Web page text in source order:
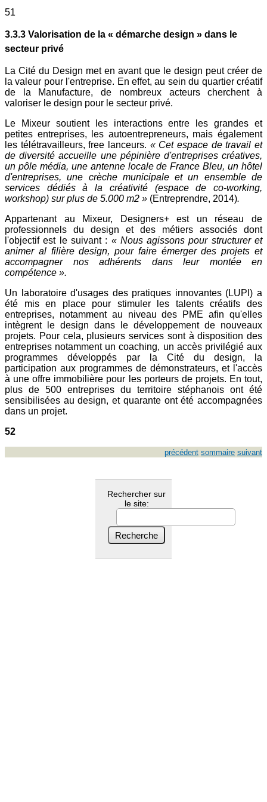
51
3.3.3 Valorisation de la « démarche design » dans le
secteur privé
La Cité du Design met en avant que le design peut créer de
la valeur pour l'entreprise. En effet, au sein du quartier créatif
de la Manufacture, de nombreux acteurs cherchent à
valoriser le design pour le secteur privé.
Le Mixeur soutient les interactions entre les grandes et
petites entreprises, les autoentrepreneurs, mais également
les télétravailleurs, free lanceurs. « Cet espace de travail et
de diversité accueille une pépinière d'entreprises créatives,
un pôle média, une antenne locale de France Bleu, un hôtel
d'entreprises, une crèche municipale et un ensemble de
services dédiés à la créativité (espace de co-working,
workshop) sur plus de 5.000 m2 » (Entreprendre, 2014).
Appartenant au Mixeur, Designers+ est un réseau de
professionnels du design et des métiers associés dont
l'objectif est le suivant : « Nous agissons pour structurer et
animer al filière design, pour faire émerger des projets et
accompagner nos adhérents dans leur montée en
compétence ».
Un laboratoire d'usages des pratiques innovantes (LUPI) a
été mis en place pour stimuler les talents créatifs des
entreprises, notamment au niveau des PME afin qu'elles
intègrent le design dans le développement de nouveaux
projets. Pour cela, plusieurs services sont à disposition des
entreprises notamment un coaching, un accès privilégié aux
programmes développés par la Cité du design, la
participation aux programmes de démonstrateurs, et l'accès
à une offre immobilière pour les porteurs de projets. En tout,
plus de 500 entreprises du territoire stéphanois ont été
sensibilisées au design, et quarante ont été accompagnées
dans un projet.
52
précédent sommaire suivant
Rechercher sur
le site: